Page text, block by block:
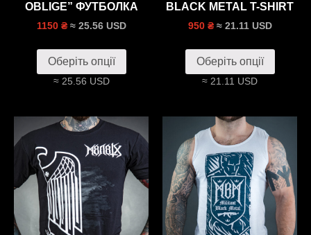
OBLIGE” ФУТБОЛКА
1150 ₴ ≈ 25.56 USD
Оберіть опції
≈ 25.56 USD
BLACK METAL T-SHIRT
950 ₴ ≈ 21.11 USD
Оберіть опції
≈ 21.11 USD